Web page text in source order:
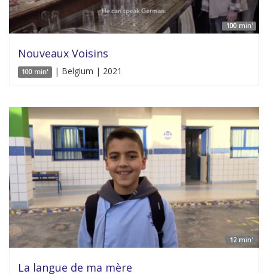
100 min'
Nouveaux Voisins
100 min' | Belgium | 2021
12 min'
La langue de ma mère